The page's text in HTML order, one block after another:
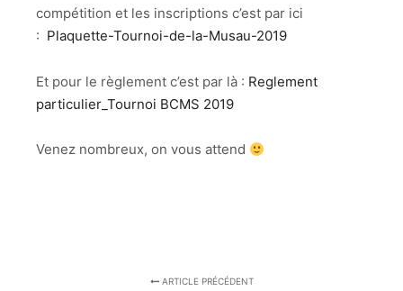
compétition et les inscriptions c’est par ici
: Plaquette-Tournoi-de-la-Musau-2019
Et pour le règlement c’est par là : Reglement
particulier_Tournoi BCMS 2019
Venez nombreux, on vous attend
ARTICLE PRÉCÉDENT